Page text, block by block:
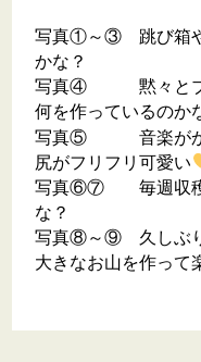
写真①～③ 跳び箱や
かな？
写真④ 黙々とブロ
何を作っているのか
写真⑤ 音楽がかか
尻がフリフリ可愛い
写真⑥⑦ 毎週収穫
な？
写真⑧～⑨ 久しぶり
大きなお山を作って